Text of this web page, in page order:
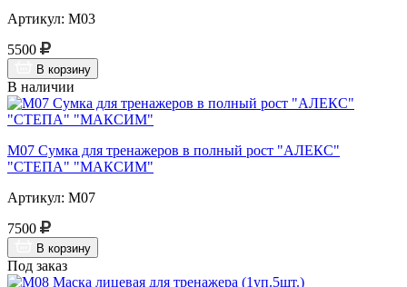
Артикул: М03
5500
В корзину
В наличии
М07 Сумка для тренажеров в полный рост "АЛЕКС"
"СТЕПА" "МАКСИМ"
Артикул: М07
7500
В корзину
Под заказ